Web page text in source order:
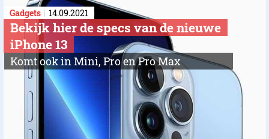
Gadgets 14.09.2021
Bekijk hier de specs van de nieuwe
iPhone 13
Komt ook in Mini, Pro en Pro Max